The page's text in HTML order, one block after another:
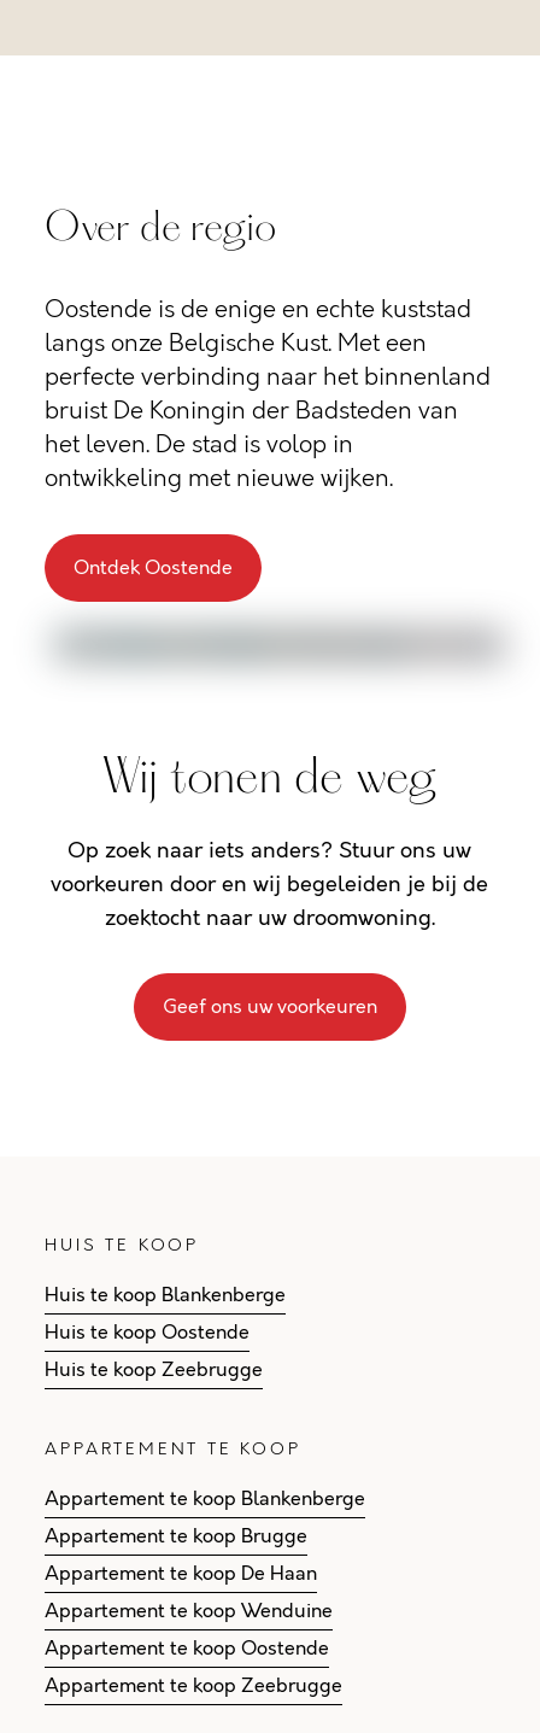
Over de regio
Oostende is de enige en echte kuststad
langs onze Belgische Kust. Met een
perfecte verbinding naar het binnenland
bruist De Koningin der Badsteden van
het leven. De stad is volop in
ontwikkeling met nieuwe wijken.
Ontdek Oostende
Wij tonen de weg
Op zoek naar iets anders? Stuur ons uw
voorkeuren door en wij begeleiden je bij de
zoektocht naar uw droomwoning.
Geef ons uw voorkeuren
HUIS TE KOOP
Huis te koop Blankenberge
Huis te koop Oostende
Huis te koop Zeebrugge
APPARTEMENT TE KOOP
Appartement te koop Blankenberge
Appartement te koop Brugge
Appartement te koop De Haan
Appartement te koop Wenduine
Appartement te koop Oostende
Appartement te koop Zeebrugge